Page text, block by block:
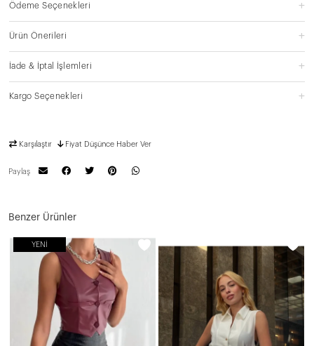
Ödeme Seçenekleri
Ürün Önerileri
İade & İptal İşlemleri
Kargo Seçenekleri
Karşılaştır Fiyat Düşünce Haber Ver
Paylaş
Benzer Ürünler
YENI